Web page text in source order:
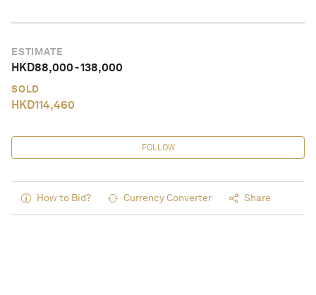
ESTIMATE
HKD88,000-138,000
SOLD
HKD114,460
FOLLOW
How to Bid? Currency Converter Share